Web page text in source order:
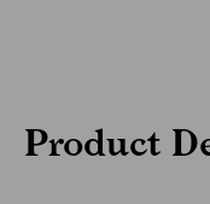
Product